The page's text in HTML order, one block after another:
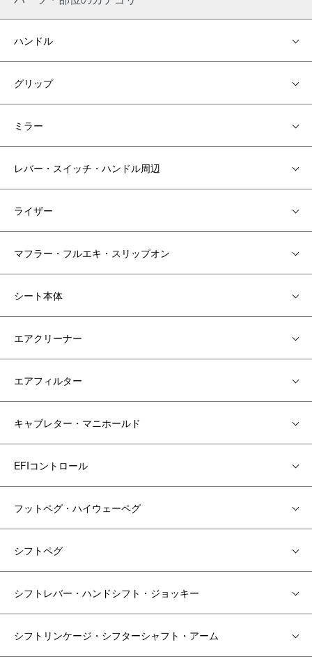
ハンドル
グリップ
ミラー
レバー・スイッチ・ハンドル周辺
ライザー
マフラー・フルエキ・スリップオン
シート本体
エアクリーナー
エアフィルター
キャブレター・マニホールド
EFIコントロール
フットペグ・ハイウェーペグ
シフトペグ
シフトレバー・ハンドシフト・ジョッキー
シフトリンケージ・シフターシャフト・アーム